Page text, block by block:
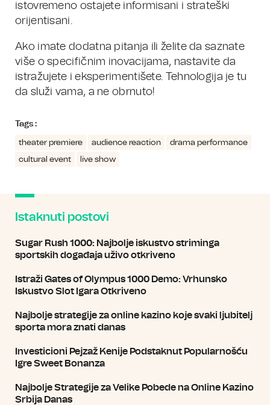
istovremeno ostajete informisani i strateški
orijentisani.
Ako imate dodatna pitanja ili želite da saznate
više o specifičnim inovacijama, nastavite da
istražujete i eksperimentišete. Tehnologija je tu
da služi vama, a ne obrnuto!
Tags :
theater premiere audience reaction
drama performance
cultural event
live show
Istaknuti postovi
Sugar Rush 1000: Najbolje iskustvo striminga
sportskih događaja uživo otkriveno
Istraži Gates of Olympus 1000 Demo: Vrhunsko
Iskustvo Slot Igara Otkriveno
Najbolje strategije za online kazino koje svaki ljubitelj
sporta mora znati danas
Investicioni Pejzaž Kenije Podstaknut Popularnošću
Igre Sweet Bonanza
Najbolje Strategije za Velike Pobede na Online Kazino
Srbija Danas